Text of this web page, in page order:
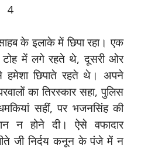
4
के इलाके में छिपा रहा। एक
में लगे रहते थे, दूसरी ओर
हमेशा छिपाते रहते थे। अपने
का तिरस्कार सहा, पुलिस
सहीं, पर भजनसिंह की
न होने दी। ऐसे वफादार
जी निर्दय कनून के पंजे में न